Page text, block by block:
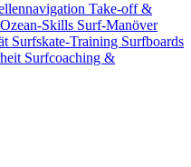
Take-off &
Skills Surf-Manöver
Surfskate-Training Surfboards
Surfcoaching &